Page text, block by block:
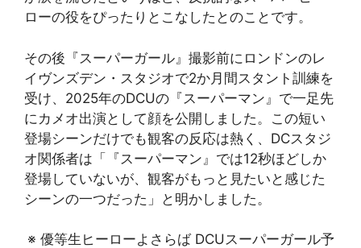
ローの役をぴったりとこなしたとのことです。
その後『スーパーガール』撮影前にロンドンのレ
イヴンズデン・スタジオで2か月間スタント訓練を
受け、2025年のDCUの『スーパーマン』で一足先
にカメオ出演として顔を公開しました。この短い
登場シーンだけでも観客の反応は熱く、DCスタジ
オ関係者は「『スーパーマン』では12秒ほどしか
登場していないが、観客がもっと見たいと感じた
シーンの一つだった」と明かしました。
※ 優等生ヒーローよさらば DCUスーパーガール予